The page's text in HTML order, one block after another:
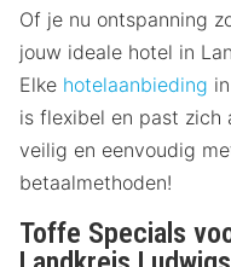
Of je nu ontspanning
jouw ideale hotel in
Elke hotelaanbieding
is flexibel en past zich
veilig en eenvoudig
betaalmethoden!
Toffe Specials